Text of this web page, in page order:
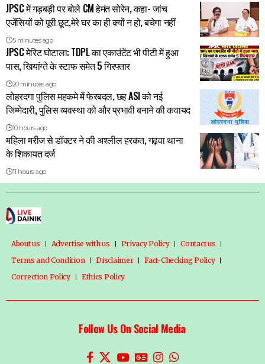
JPSC में गड़बड़ी पर बोले CM हेमंत सोरेन, कहा- जांच
एजेंसियों को पूरी छूट,मेरे घर का ही क्यों न हो, बचेगा नहीं
5 minutes ago
JPSC मेरिट घोटाला: TDPL का एकाउंटेंट भी पीटी में हुआ
पास, खियांग्ते के स्टाफ समेत 5 गिरफ्तार
20 minutes ago
लोहरदगा पुलिस महकमे में फेरबदल, छह ASI को नई
जिम्मेदारी, पुलिस व्यवस्था को और प्रभावी बनाने की कवायद
10 hours ago
महिला मरीज से डॉक्टर ने की अश्लील हरकत, गढ़वा थाना
के शिकायत दर्ज
11 hours ago
About us Advertise with us Privacy Policy
Contact us
Terms and Condition
Disclaimer
Fact-Checking Policy
Correction Policy
Ethics Policy
Follow Us On Social Media